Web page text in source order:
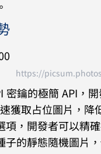
https://
鑰的極簡 API，
獲取占位圖片，
，開發者可以精
的靜態隨機圖片